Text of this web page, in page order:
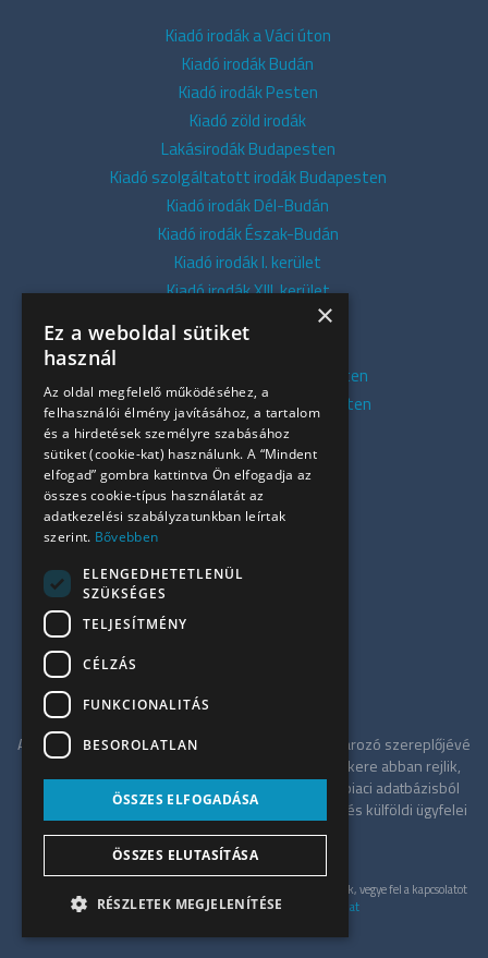
Gyöngyösi
TCLBudapest
tulajdonosa
Ajánlatkérés
Kiadó irodák a Váci úton
Kiadó irodák Budán
Kiadó irodák Pesten
Kiadó zöld irodák
Lakásirodák Budapesten
Kiadó szolgáltatott irodák Budapesten
Kiadó irodák Dél-Budán
Kiadó irodák Észak-Budán
Kiadó irodák I. kerület
Kiadó irodák XIII. kerület
Kiadó irodák V. kerület
Kiadó irodák XI. kerület
Kiadó belvárosi irodák Budapesten
Kiadó presztízs irodák Budapesten
Kiadó azonnali irodák
Összes iroda
Szolgáltatásaink
Referenciák
Irodapiaci hírek
+36 30 949 9709
Az ÚjIroda a Tower-International tagjaként meghatározó szereplőjévé
vált a budapesti irodapiacnak. Szolgáltatásának sikere abban rejlik,
hogy független tanácsadóként a teljes irodaház-piaci adatbázisból
merítve a legkedvezőbb alkupozíciót kínálja hazai és külföldi ügyfelei
számára.
© UjIroda 2026. Minden jog fenntartva. Konkrét ajánlatért, kérjük, vegye fel a kapcsolatot
velünk személyesen.Adatkezelési szabályzat
×
Ez a weboldal sütiket
használ
Az oldal megfelelő működéséhez, a
felhasználói élmény javításához, a tartalom
és a hirdetések személyre szabásához
sütiket (cookie-kat) használunk. A “Mindent
elfogad” gombra kattintva Ön elfogadja az
összes cookie-típus használatát az
adatkezelési szabályzatunkban leírtak
szerint. Bővebben
ELENGEDHETETLENÜL
SZÜKSÉGES
TELJESÍTMÉNY
CÉLZÁS
FUNKCIONALITÁS
BESOROLATLAN
ÖSSZES ELFOGADÁSA
ÖSSZES ELUTASÍTÁSA
RÉSZLETEK MEGJELENÍTÉSE